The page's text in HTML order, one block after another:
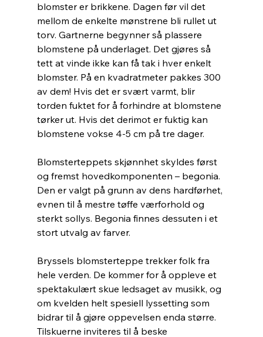
blomster er brikkene. Dagen før vil det
mellom de enkelte mønstrene bli rullet ut
torv. Gartnerne begynner så plassere
blomstene på underlaget. Det gjøres så
tett at vinde ikke kan få tak i hver enkelt
blomster. På en kvadratmeter pakkes 300
av dem! Hvis det er svært varmt, blir
torden fuktet for å forhindre at blomstene
tørker ut. Hvis det derimot er fuktig kan
blomstene vokse 4-5 cm på tre dager.
Blomsterteppets skjønnhet skyldes først
og fremst hovedkomponenten – begonia.
Den er valgt på grunn av dens hardførhet,
evnen til å mestre tøffe værforhold og
sterkt sollys. Begonia finnes dessuten i et
stort utvalg av farver.
Bryssels blomsterteppe trekker folk fra
hele verden. De kommer for å oppleve et
spektakulært skue ledsaget av musikk, og
om kvelden helt spesiell lyssetting som
bidrar til å gjøre oppevelsen enda større.
Tilskuerne inviteres til å beske